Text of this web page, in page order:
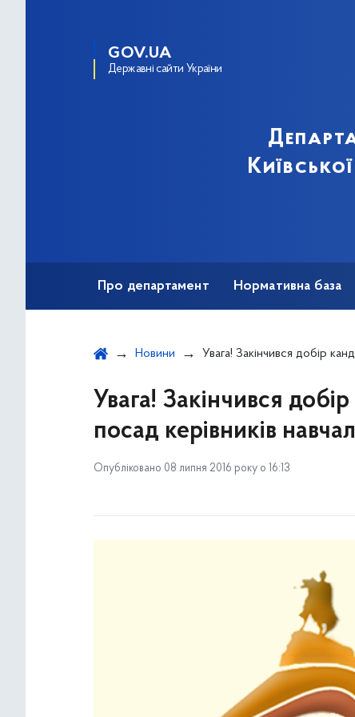
GOV.UA
Державні сайти України
Про департамент Нормативна база
Новини Увага! Закінчився добір кандидатів на заміщення вакантних посад
Увага! Закінчився
посад керівників
Опубліковано 08 липня 2016 року о 16:13